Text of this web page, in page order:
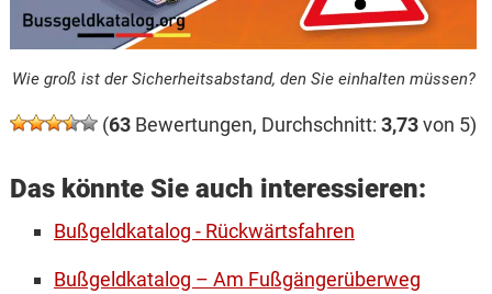
Wie groß ist der Sicherheitsabstand, den Sie einhalten müssen?
(63Bewertungen, Durchschnitt: 3,73von 5)
Das könnte Sie auch interessieren:
Bußgeldkatalog - Rückwärtsfahren
Bußgeldkatalog – Am Fußgängerüberweg